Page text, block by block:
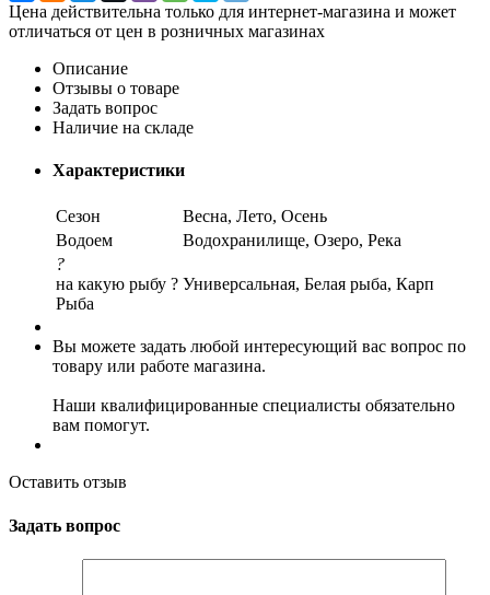
Цена действительна только для интернет-магазина и может
отличаться от цен в розничных магазинах
Описание
Отзывы о товаре
Задать вопрос
Наличие на складе
Характеристики
Сезон
Весна, Лето, Осень
Водоем
Водохранилище, Озеро, Река
?
на какую рыбу ?
Рыба
Универсальная, Белая рыба, Карп
Вы можете задать любой интересующий вас вопрос по
товару или работе магазина.
Наши квалифицированные специалисты обязательно
вам помогут.
Оставить отзыв
Задать вопрос